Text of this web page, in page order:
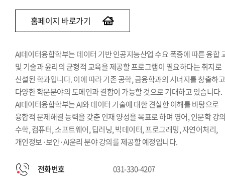
홈페이지 바로가기
AI데이터융합학부는 데이터 기반 인공지능산업 수요 폭증에 따른 융합
및 기술과 윤리의 균형적 교육을 제공할 프로그램이 필요하다는 취지로
신설된 학과입니다. 이에 따라 기존 공학, 금융학과의 시너지를 창출하고
다양한 학문분야의 도메인과 결합이 가능할 것으로 기대하고 있습니다.
AI데이터융합학부는 AI와 데이터 기술에 대한 견실한 이해를 바탕으로
융합적 문제해결 능력을 갖춘 인재 양성을 목표로 하며 영어, 인문학 강
수학, 컴퓨터, 소프트웨어, 딥러닝, 빅데이터, 프로그래밍, 자연어처리,
개인정보·보안·AI윤리 분야 강의를 제공할 예정입니다.
전화번호 031-330-4207